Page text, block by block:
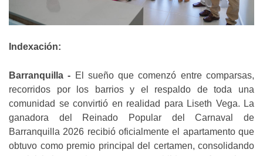
Indexación:
Barranquilla - El sueño que comenzó entre comparsas,
recorridos por los barrios y el respaldo de toda una
comunidad se convirtió en realidad para Liseth Vega. La
ganadora del Reinado Popular del Carnaval de
Barranquilla 2026 recibió oficialmente el apartamento que
obtuvo como premio principal del certamen, consolidando